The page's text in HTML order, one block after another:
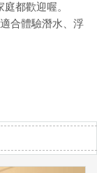
都歡迎喔。
合體驗潛水、浮